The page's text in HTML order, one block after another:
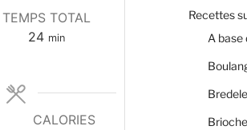
TEMPS TOTAL
24minutes
min
CALORIES
Recettes
A base
Bredele